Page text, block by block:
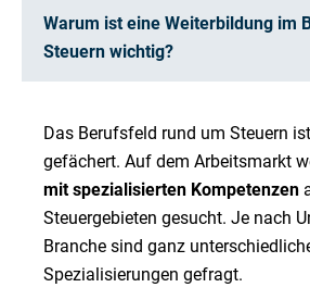
Warum ist eine Weiterbildung im
Steuern wichtig?
Das Berufsfeld rund um Steuern
gefächert. Auf dem Arbeitsmarkt
mit spezialisierten Kompetenzen
Steuergebieten gesucht. Je nach
Branche sind ganz
Spezialisierungen gefragt.